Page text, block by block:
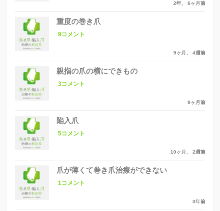
2年、 6ヶ月前
重度の巻き爪
9コメント
9ヶ月、 4週前
親指の爪の横にできもの
3コメント
8ヶ月前
陥入爪
5コメント
10ヶ月、 2週前
爪が薄くて巻き爪治療ができない
1コメント
3年前